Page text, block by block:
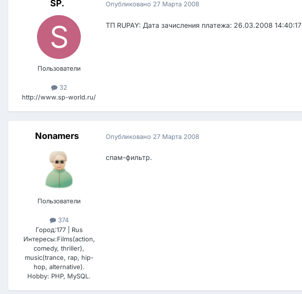
SP.
Пользователи
32
http://www.sp-world.ru/
Опубликовано 27 Марта 2008
ТП RUPAY: Дата зачисления платежа: 26.03.2008 14:40:17
Nonamers
Пользователи
374
Город:177 | Rus
Интересы:Films(action,
comedy, thriller),
music(trance, rap, hip-
hop, alternative).
Hobby: PHP, MySQL.
Опубликовано 27 Марта 2008
спам-фильтр.